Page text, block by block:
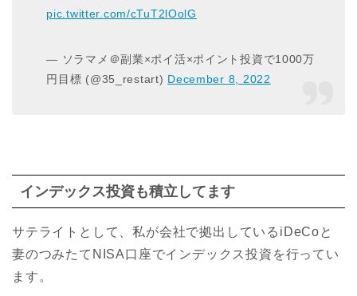
pic.twitter.com/cTuT2lOolG
— ソラマメ＠副業×ポイ活×ポイント投資で1000万
円目標 (@35_restart) December 8, 2022
インデックス投資も積立してます
サテライトとして、私が会社で拠出しているiDeCoと
妻のつみたてNISA口座でインデックス投資を行ってい
ます。